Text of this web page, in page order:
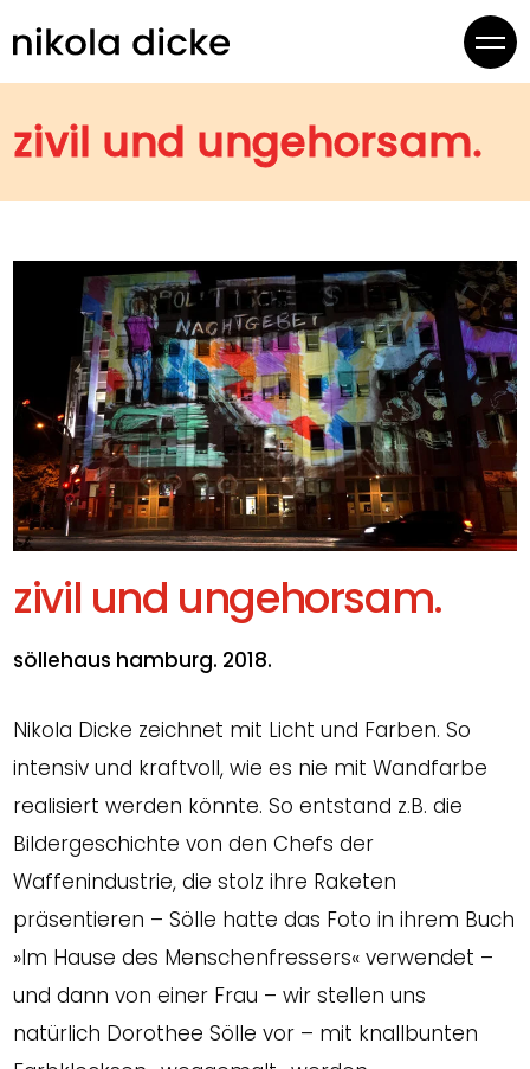
zivil und ungehorsam.
zivil und ungehorsam.
söllehaus hamburg. 2018.
Nikola Dicke zeichnet mit Licht und Farben. So
intensiv und kraftvoll, wie es nie mit Wandfarbe
realisiert werden könnte. So entstand z.B. die
Bildergeschichte von den Chefs der
Waffenindustrie, die stolz ihre Raketen
präsentieren – Sölle hatte das Foto in ihrem Buch
»Im Hause des Menschenfressers« verwendet –
und dann von einer Frau – wir stellen uns
natürlich Dorothee Sölle vor – mit knallbunten